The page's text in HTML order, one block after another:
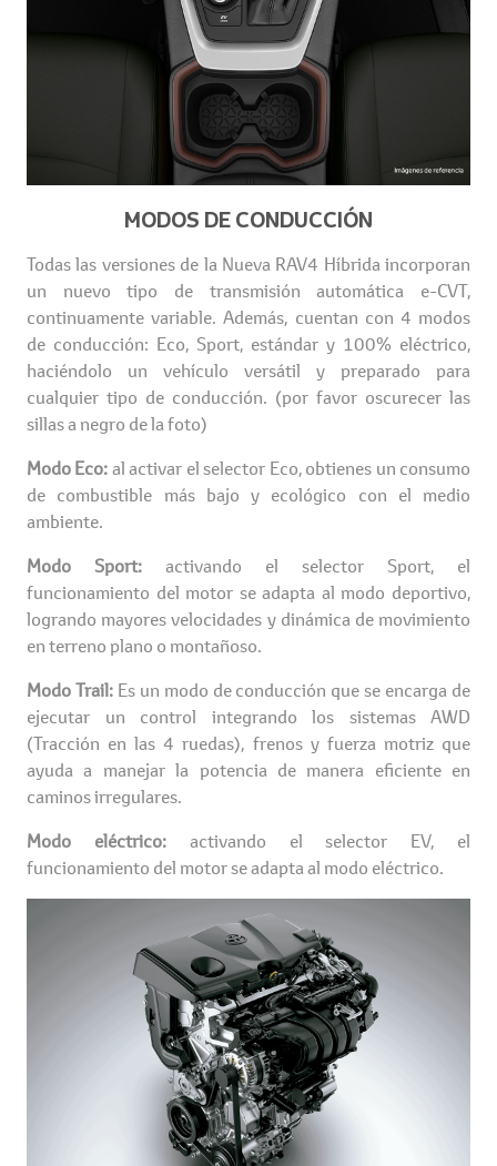
MODOS DE CONDUCCIÓN
Todas las versiones de la Nueva RAV4 Híbrida incorporan
un nuevo tipo de transmisión automática e-CVT,
continuamente variable. Además, cuentan con 4 modos
de conducción: Eco, Sport, estándar y 100% eléctrico,
haciéndolo un vehículo versátil y preparado para
cualquier tipo de conducción. (por favor oscurecer las
sillas a negro de la foto)
Modo Eco:al activar el selector Eco, obtienes un consumo
de combustible más bajo y ecológico con el medio
ambiente.
Modo Sport: activando el selector Sport, el
funcionamiento del motor se adapta al modo deportivo,
logrando mayores velocidades y dinámica de movimiento
en terreno plano o montañoso.
Modo Trail:Es un modo de conducción que se encarga de
ejecutar un control integrando los sistemas AWD
(Tracción en las 4 ruedas), frenos y fuerza motriz que
ayuda a manejar la potencia de manera eficiente en
caminos irregulares.
Modo eléctrico: activando el selector EV, el
funcionamiento del motor se adapta al modo eléctrico.